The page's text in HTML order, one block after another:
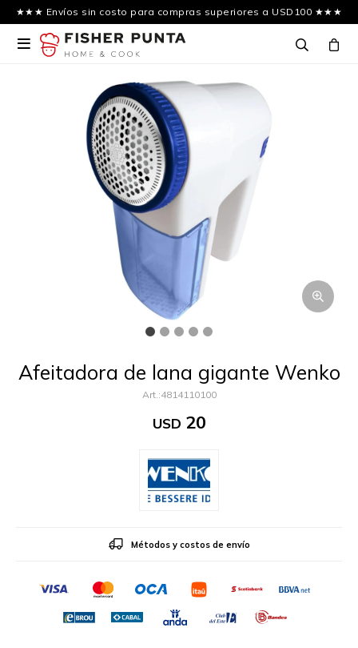
★★★ Envíos sin costo para compras superiores a USD100 ★★★

Afeitadora de lana gigante Wenko
4814110100
USD 20
Métodos y costos de envío